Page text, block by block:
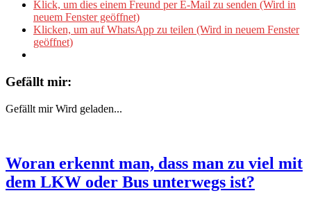
Klick, um dies einem Freund per E-Mail zu senden (Wird in
neuem Fenster geöffnet)
Klicken, um auf WhatsApp zu teilen (Wird in neuem Fenster
geöffnet)
Gefällt mir:
Gefällt mir Wird geladen...
Woran erkennt man, dass man zu viel mit
dem LKW oder Bus unterwegs ist?